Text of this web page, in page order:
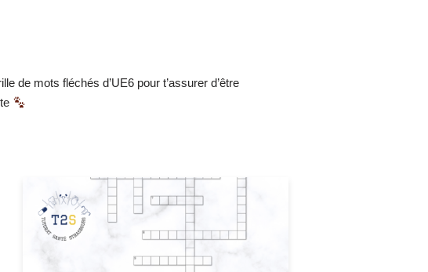
de mots fléchés d’UE6 pour t’assurer d’être